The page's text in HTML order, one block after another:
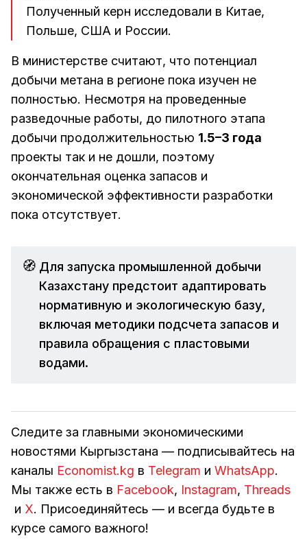
Полученный керн исследовали в Китае,
Польше, США и России.
В министерстве считают, что потенциал
добычи метана в регионе пока изучен не
полностью. Несмотря на проведенные
разведочные работы, до пилотного этапа
добычи продолжительностью 1.5–3 года
проекты так и не дошли, поэтому
окончательная оценка запасов и
экономической эффективности разработки
пока отсутствует.
🧭 Для запуска промышленной добычи
Казахстану предстоит адаптировать
нормативную и экологическую базу,
включая методики подсчета запасов и
правила обращения с пластовыми
водами.
Следите за главными экономическими
новостями Кыргызстана — подписывайтесь на
каналы Economist.kg в Telegram и WhatsApp.
Мы также есть в Facebook, Instagram, Threads
и Х. Присоединяйтесь — и всегда будьте в
курсе самого важного!